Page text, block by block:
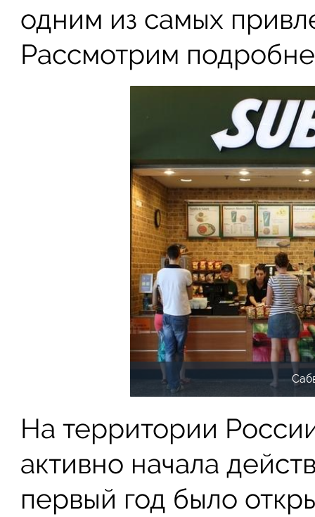
одним из самых
Рассмотрим
На территории
активно начала
первый год было